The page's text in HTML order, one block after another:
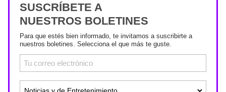
SUSCRÍBETE A
NUESTROS BOLETINES
Para que estés bien informado, te invitamos a suscribirte a
nuestros boletines. Selecciona el que más te guste.